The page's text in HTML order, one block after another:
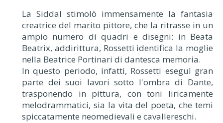
La Siddal stimolò immensamente la fantasia
creatrice del marito pittore, che la ritrasse in un
ampio numero di quadri e disegni: in Beata
Beatrix, addirittura, Rossetti identifica la moglie
nella Beatrice Portinari di dantesca memoria.
In questo periodo, infatti, Rossetti eseguì gran
parte dei suoi lavori sotto l'ombra di Dante,
trasponendo in pittura, con toni liricamente
melodrammatici, sia la vita del poeta, che temi
spiccatamente neomedievali e cavallereschi.